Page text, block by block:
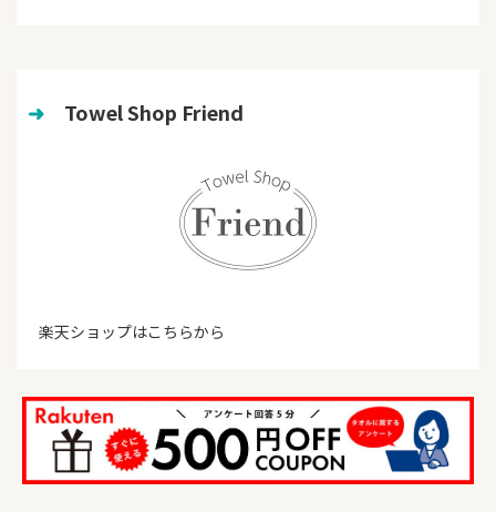
➜ Towel Shop Friend
楽天ショップはこちらから